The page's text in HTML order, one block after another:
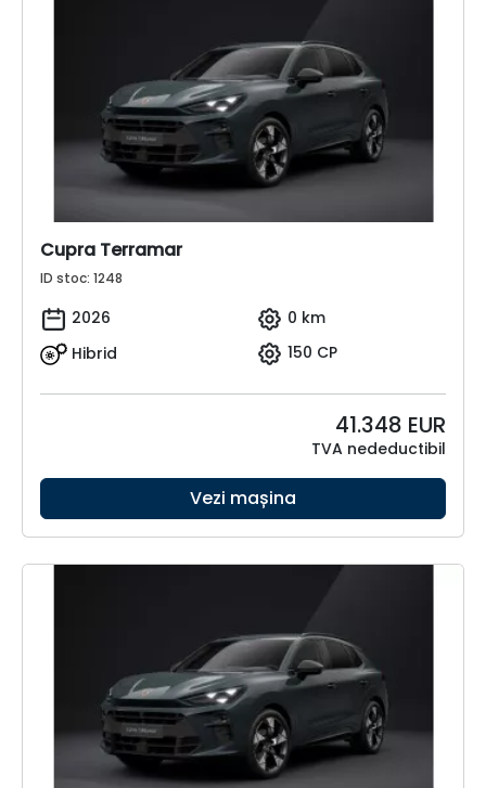
Cupra Terramar
ID stoc: 1248
2026
0 km
Hibrid
150 CP
41.348 EUR
TVA nedeductibil
Vezi mașina